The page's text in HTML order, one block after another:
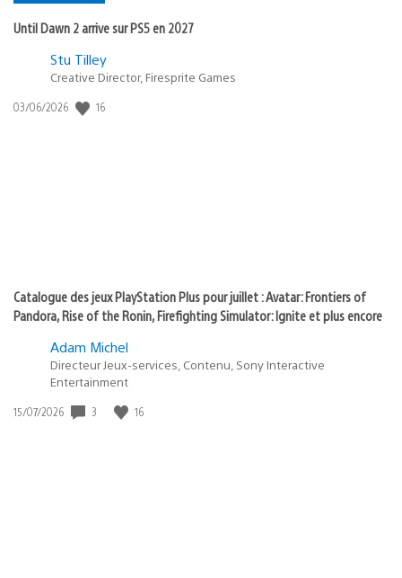
Until Dawn 2 arrive sur PS5 en 2027
Postée
:
Stu Tilley
Creative Director, Firesprite Games
Date
03/06/2026 16
Catalogue des jeux PlayStation Plus pour juillet : Avatar: Frontiers of
Pandora, Rise of the Ronin, Firefighting Simulator: Ignite et plus encore
Adam Michel
Directeur Jeux-services, Contenu, Sony Interactive
Entertainment
Date
15/07/2026 3 16